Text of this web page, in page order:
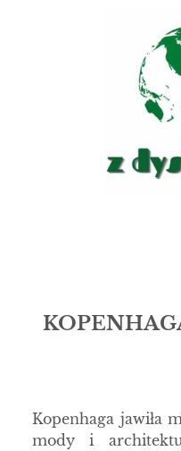
Kopenhaga jawiła
mody i